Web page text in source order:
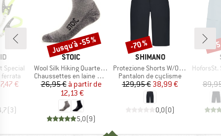
Special
ferrata
réduit
€
(3)
MARQUE
STOIC
Article
Wool Silk Hiking Quarter Socks
Product group
Chaussettes en laine mérinos
Prix
26,95 € Prix réduit
à partir de
12,13 €
5,0(9)
Remise
Jusqu'à -55 %
MARQUE
SHIMANO
Article
Protezione Shorts W/O Liner
Product group
Pantalon de cyclisme
Prix
129,95 €Prix réduit
38,99 €
0,0(0)
Remise
-70 %
Article
HoforsSt.
-